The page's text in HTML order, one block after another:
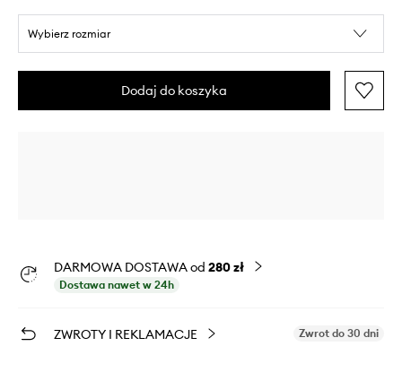
Wybierz rozmiar
Dodaj do koszyka
DARMOWA DOSTAWA od 280 zł
Dostawa nawet w 24h
ZWROTY I REKLAMACJE Zwrot do 30 dni